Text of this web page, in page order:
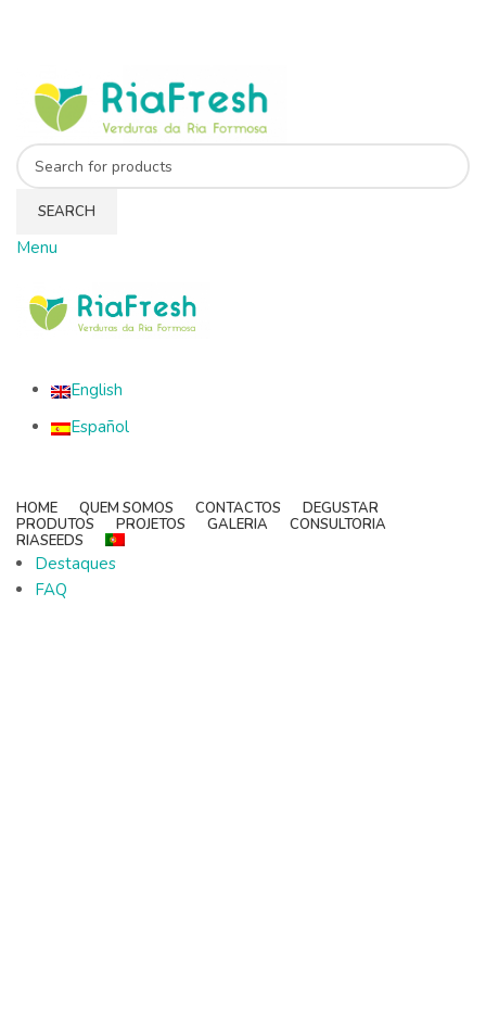
SEARCH
Menu
English
Español
HOME QUEM SOMOS CONTACTOS
DEGUSTAR
PRODUTOS
PROJETOS GALERIA
CONSULTORIA
RIASEEDS
Destaques
FAQ